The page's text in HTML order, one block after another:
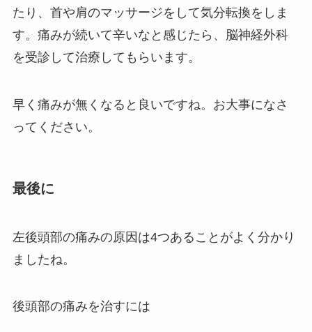
たり、首や肩のマッサージをして気分転換をしま
す。痛みが続いて辛いなと感じたら、脳神経外科
を受診して治療してもらいます。
早く痛みが無くなると良いですね。お大事になさ
ってください。
最後に
左後頭部の痛みの原因は4つあることがよく分かり
ましたね。
後頭部の痛みを治すには